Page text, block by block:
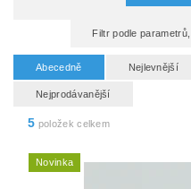
Filtr podle
Abecedně Nejlevnější
Nejprodávanější
5 položek celkem
Novinka